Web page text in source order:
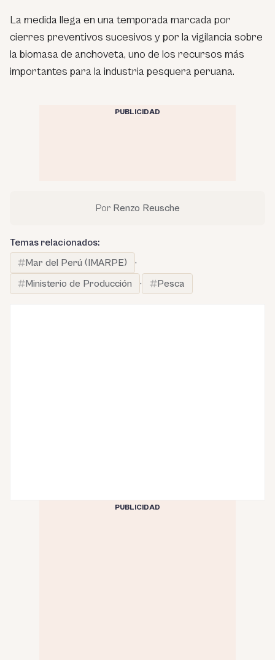
La medida llega en una temporada marcada por
cierres preventivos sucesivos y por la vigilancia sobre
la biomasa de anchoveta, uno de los recursos más
importantes para la industria pesquera peruana.
PUBLICIDAD
Por Renzo Reusche
Temas relacionados:
Mar del Perú (IMARPE)
·
Ministerio de Producción
· Pesca
PUBLICIDAD